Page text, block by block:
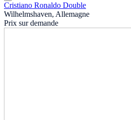
Cristiano Ronaldo Double
Wilhelmshaven, Allemagne
Prix sur demande